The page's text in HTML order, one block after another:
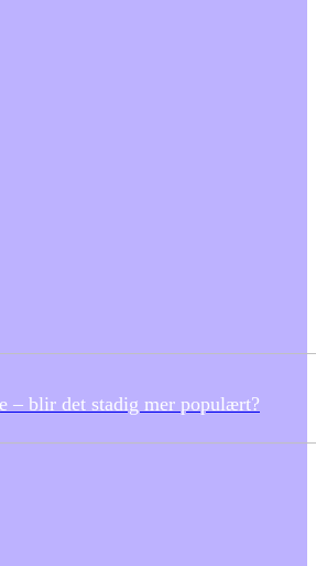
– blir det stadig mer populært?